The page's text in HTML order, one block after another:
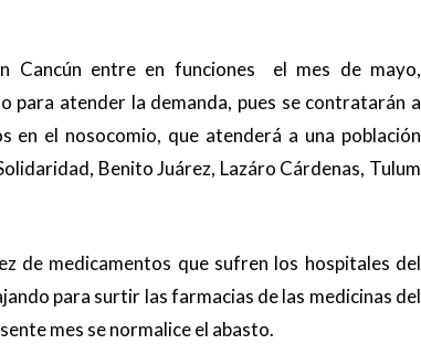
Cancún entre en funciones el mes de mayo,
para atender la demanda, pues se contratarán a
el nosocomio, que atenderá a una población
Benito Juárez, Lazáro Cárdenas, Tulum
de medicamentos que sufren los hospitales del
para surtir las farmacias de las medicinas del
mes se normalice el abasto.